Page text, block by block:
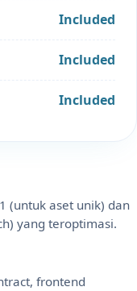
Included
Included
Included
(untuk aset unik) dan
yang teroptimasi.
frontend